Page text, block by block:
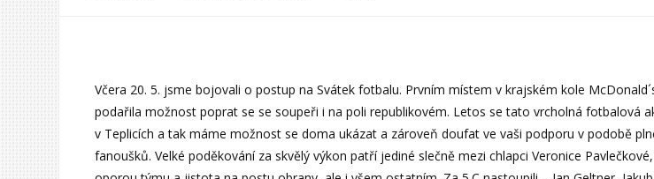
Včera 20. 5. jsme bojovali o postup na Svátek fotbalu. Prvním místem v krajském kole
podařila možnost poprat se se soupeři i na poli republikovém. Letos se tato vrcholná fotbalová
v Teplicích a tak máme možnost se doma ukázat a zároveň doufat ve vaši podporu v podobě
fanoušků. Velké poděkování za skvělý výkon patří jediné slečně mezi chlapci Veronice